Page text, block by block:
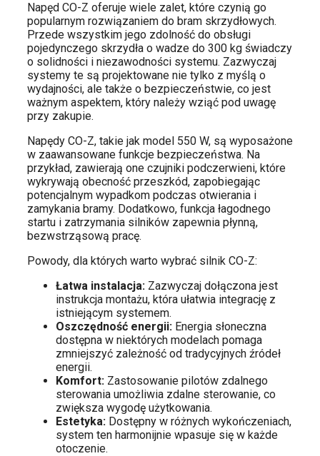
Napęd CO-Z oferuje wiele zalet, które czynią go
popularnym rozwiązaniem do bram skrzydłowych.
Przede wszystkim jego zdolność do obsługi
pojedynczego skrzydła o wadze do 300 kg świadczy
o solidności i niezawodności systemu. Zazwyczaj
systemy te są projektowane nie tylko z myślą o
wydajności, ale także o bezpieczeństwie, co jest
ważnym aspektem, który należy wziąć pod uwagę
przy zakupie.
Napędy CO-Z, takie jak model 550 W, są wyposażone
w zaawansowane funkcje bezpieczeństwa. Na
przykład, zawierają one czujniki podczerwieni, które
wykrywają obecność przeszkód, zapobiegając
potencjalnym wypadkom podczas otwierania i
zamykania bramy. Dodatkowo, funkcja łagodnego
startu i zatrzymania silników zapewnia płynną,
bezwstrząsową pracę.
Powody, dla których warto wybrać silnik CO-Z:
Łatwa instalacja: Zazwyczaj dołączona jest
instrukcja montażu, która ułatwia integrację z
istniejącym systemem.
Oszczędność energii: Energia słoneczna
dostępna w niektórych modelach pomaga
zmniejszyć zależność od tradycyjnych źródeł
energii.
Komfort: Zastosowanie pilotów zdalnego
sterowania umożliwia zdalne sterowanie, co
zwiększa wygodę użytkowania.
Estetyka: Dostępny w różnych wykończeniach,
system ten harmonijnie wpasuje się w każde
otoczenie.